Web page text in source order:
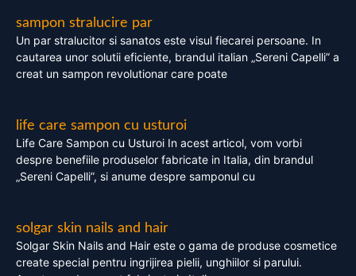
sampon stralucire par
Un par stralucitor si sanatos este visul fiecarei persoane. In
cautarea unor solutii eficiente, brandul italian „Sereni Capelli” a
creat un sampon revolutionar care poate
life care sampon cu usturoi
Life Care Sampon cu Usturoi In acest articol, vom vorbi
despre benefiile produselor fabricate in Italia, din brandul
„Sereni Capelli”, si anume despre samponul cu
solgar skin nails and hair
Solgar Skin Nails and Hair este o gama de produse cosmetice
create special pentru ingrijirea pielii, unghiilor si parului.